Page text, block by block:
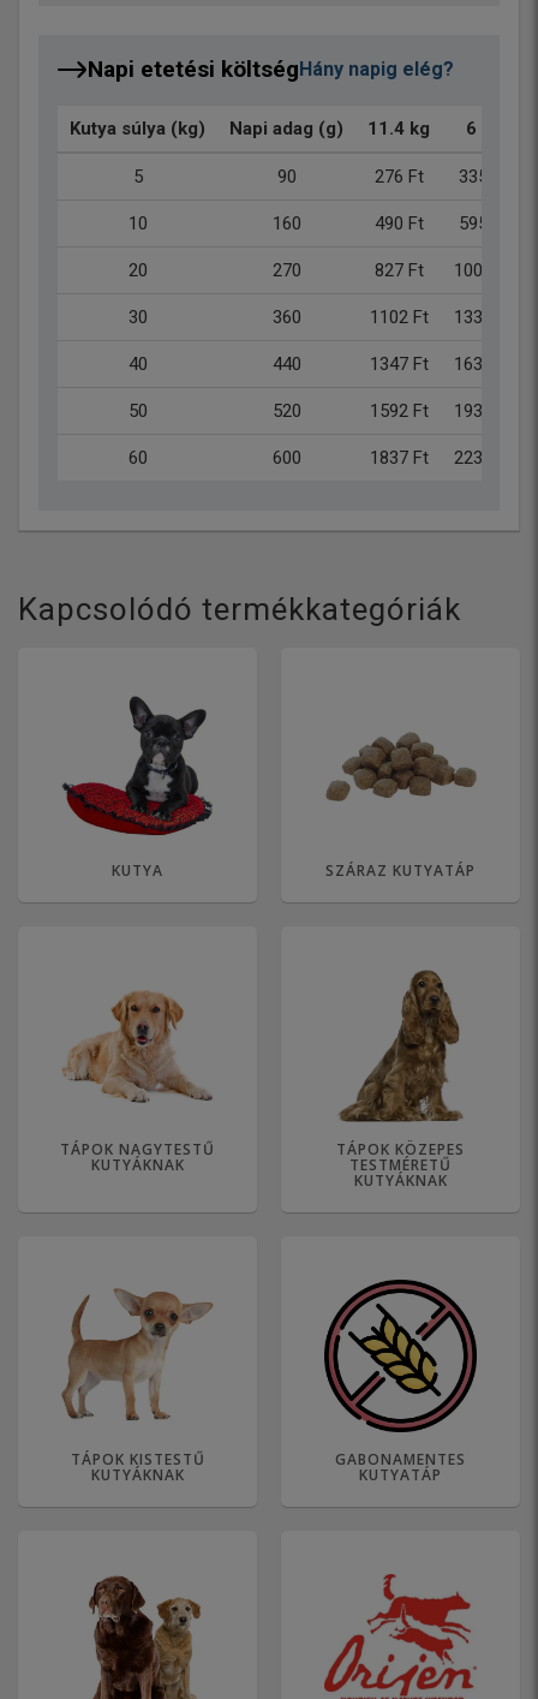
Napi etetési költség Hány napig elég?
Kutya súlya (kg) Napi adag (g) 11.4 kg 6 kg
5 90 276 Ft 335 Ft
10 160 490 Ft 595 Ft
20 270 827 Ft 1004 Ft
30 360 1102 Ft 1338 Ft
40 440 1347 Ft 1635 Ft
50 520 1592 Ft 1933 Ft
60 600 1837 Ft 2230 Ft
Kapcsolódó termékkategóriák
KUTYA SZÁRAZ KUTYATÁP
TÁPOK NAGYTESTŰ
KUTYÁKNAK
TÁPOK KÖZEPES
TESTMÉRETŰ
KUTYÁKNAK
TÁPOK KISTESTŰ
KUTYÁKNAK
GABONAMENTES
KUTYATÁP